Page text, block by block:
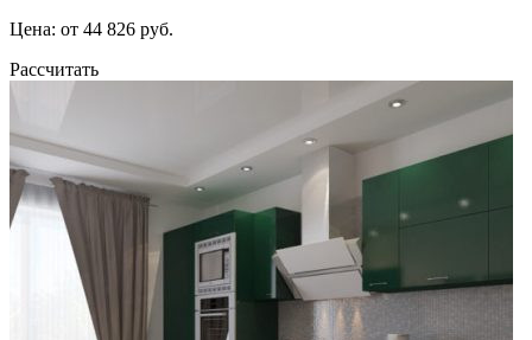
Цена: от 44 826 руб.
Рассчитать